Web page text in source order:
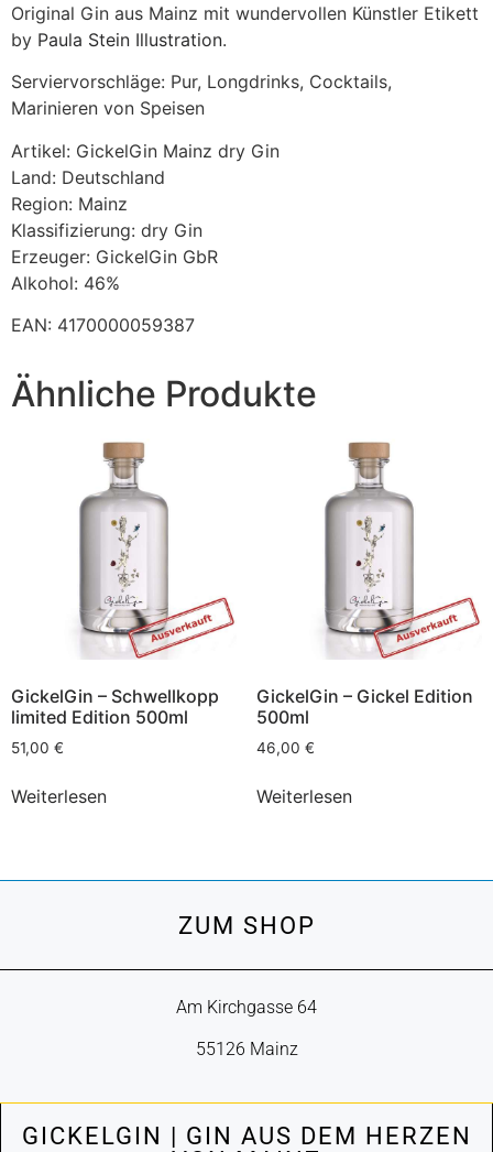
Original Gin aus Mainz mit wundervollen Künstler Etikett
by Paula Stein Illustration.
Serviervorschläge: Pur, Longdrinks, Cocktails,
Marinieren von Speisen
Artikel: GickelGin Mainz dry Gin
Land: Deutschland
Region: Mainz
Klassifizierung: dry Gin
Erzeuger: GickelGin GbR
Alkohol: 46%
EAN: 4170000059387
Ähnliche Produkte
GickelGin – Schwellkopp
limited Edition 500ml
51,00 €
Weiterlesen
GickelGin – Gickel Edition
500ml
46,00 €
Weiterlesen
ZUM SHOP
Am Kirchgasse 64
55126 Mainz
GICKELGIN | GIN AUS DEM HERZEN